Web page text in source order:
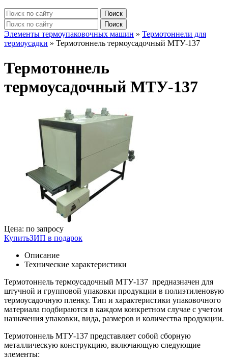
Элементы термоупаковочных машин » Термотоннели для
термоусадки » Термотоннель термоусадочный МТУ-137
Термотоннель
термоусадочный МТУ-137
Цена: по запросу
КупитьЗИП в подарок
Описание
Технические характеристики
Термотоннель термоусадочный МТУ-137 предназначен для
штучной и групповой упаковки продукции в полиэтиленовую
термоусадочную пленку. Тип и характеристики упаковочного
материала подбираются в каждом конкретном случае с учетом
назначения упаковки, вида, размеров и количества продукции.
Термотоннель МТУ-137 представляет собой сборную
металлическую конструкцию, включающую следующие
элементы: